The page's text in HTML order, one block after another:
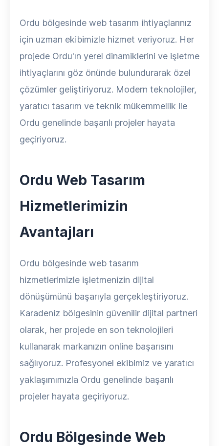
Ordu bölgesinde web tasarım ihtiyaçlarınız
için uzman ekibimizle hizmet veriyoruz. Her
projede Ordu'ın yerel dinamiklerini ve işletme
ihtiyaçlarını göz önünde bulundurarak özel
çözümler geliştiriyoruz. Modern teknolojiler,
yaratıcı tasarım ve teknik mükemmellik ile
Ordu genelinde başarılı projeler hayata
geçiriyoruz.
Ordu Web Tasarım
Hizmetlerimizin
Avantajları
Ordu bölgesinde web tasarım
hizmetlerimizle işletmenizin dijital
dönüşümünü başarıyla gerçekleştiriyoruz.
Karadeniz bölgesinin güvenilir dijital partneri
olarak, her projede en son teknolojileri
kullanarak markanızın online başarısını
sağlıyoruz. Profesyonel ekibimiz ve yaratıcı
yaklaşımımızla Ordu genelinde başarılı
projeler hayata geçiriyoruz.
Ordu Bölgesinde Web